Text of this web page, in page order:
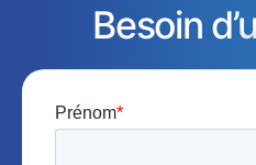
Besoin